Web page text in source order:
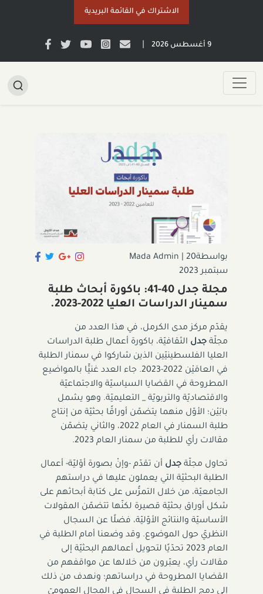
الاشتراك في القائمة البريدية
9 أغسطس 2026
بواسطةMada Admin20
سبتمبر 2023
مجلة جدل 40-41: باكورة أبحاث طلبة
سمينار الدراسات العليا 2022-2023.
يقدّم مركز مدى الكرمل، في هذا العدد من
مجلّة جدل الثقافيّة، باكورة أعمال طلبة الدراسات
العليا الفلسطينيّين الذين شاركوا في سمنار الطلبة
في العامَيْن 2022-2023. جاء العدد غنيًّا بالمواضيع
المطروحة في القضايا السياسيّة والاجتماعيّة
والاقتصاديّة والتربويّة _ التعليميّة. وهو يشمل
بابَيْن؛ الأوّل منهما يتضمّن أوراقًا بحثيّة من إنتاج
طلبة السمنار في العام 2022، والثاني يتضمّن
مقالات رأي للطلبة من سمنار العام 2023.
تحاول مجلّة جدل أن تقدّم -وإنْ بصورة أوّليّة- أعمال
الطلبة البحثيّة التي يعملون عليها في دراستهم
الجامعيّة، من خلال التمرُّس على كتابة أبحاثهم على
شكل أوراق بحثيّة قصيرة لكنّها تتضمّن المقولات
الأساسيّة والنتائج الأوّليّة، فضلًا عن السجال
النظريّ حول الموضوع. وقد وضعنا أمام الطلبة في
العام 2023 تحدّيًا لتحويل أعمالهم البحثيّة إلى
مقالات رأي، يعبّرون من خلالها عن مواقفهم من
القضايا المطروحة في دراساتهم؛ ونهدف من ذلك
إلى دمج الطلبة في السجال في المجال العموميّ